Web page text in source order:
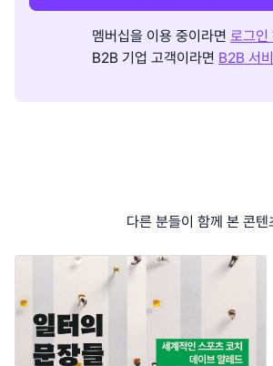
멤버십을 이용 중이라면 로그인
B2B 기업 고객이라면 B2B 서
다른 분들이 함께 본 콘텐